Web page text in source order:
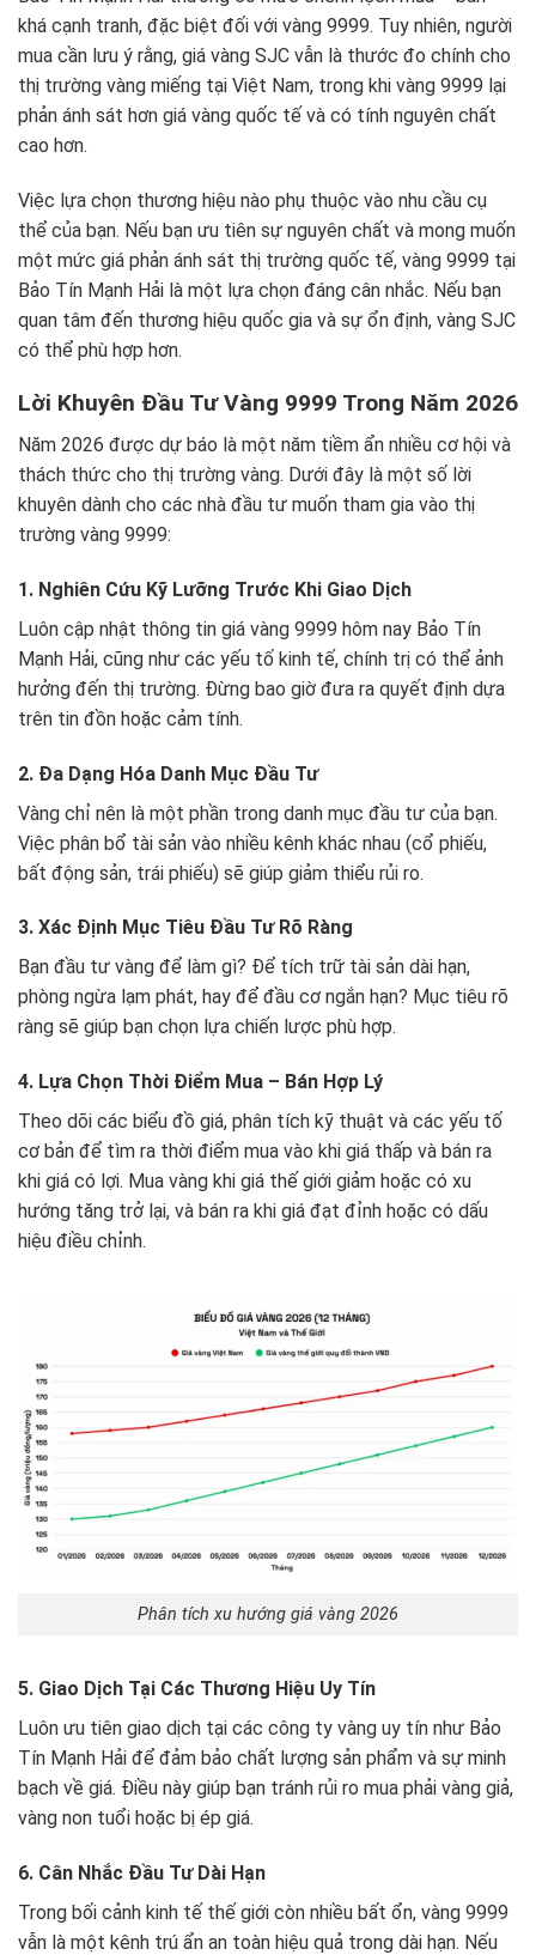
khá cạnh tranh, đặc biệt đối với vàng 9999. Tuy nhiên, người
mua cần lưu ý rằng, giá vàng SJC vẫn là thước đo chính cho
thị trường vàng miếng tại Việt Nam, trong khi vàng 9999 lại
phản ánh sát hơn giá vàng quốc tế và có tính nguyên chất
cao hơn.
Việc lựa chọn thương hiệu nào phụ thuộc vào nhu cầu cụ
thể của bạn. Nếu bạn ưu tiên sự nguyên chất và mong muốn
một mức giá phản ánh sát thị trường quốc tế, vàng 9999 tại
Bảo Tín Mạnh Hải là một lựa chọn đáng cân nhắc. Nếu bạn
quan tâm đến thương hiệu quốc gia và sự ổn định, vàng SJC
có thể phù hợp hơn.
Lời Khuyên Đầu Tư Vàng 9999 Trong Năm 2026
Năm 2026 được dự báo là một năm tiềm ẩn nhiều cơ hội và
thách thức cho thị trường vàng. Dưới đây là một số lời
khuyên dành cho các nhà đầu tư muốn tham gia vào thị
trường vàng 9999:
1. Nghiên Cứu Kỹ Lưỡng Trước Khi Giao Dịch
Luôn cập nhật thông tin giá vàng 9999 hôm nay Bảo Tín
Mạnh Hải, cũng như các yếu tố kinh tế, chính trị có thể ảnh
hưởng đến thị trường. Đừng bao giờ đưa ra quyết định dựa
trên tin đồn hoặc cảm tính.
2. Đa Dạng Hóa Danh Mục Đầu Tư
Vàng chỉ nên là một phần trong danh mục đầu tư của bạn.
Việc phân bổ tài sản vào nhiều kênh khác nhau (cổ phiếu,
bất động sản, trái phiếu) sẽ giúp giảm thiểu rủi ro.
3. Xác Định Mục Tiêu Đầu Tư Rõ Ràng
Bạn đầu tư vàng để làm gì? Để tích trữ tài sản dài hạn,
phòng ngừa lạm phát, hay để đầu cơ ngắn hạn? Mục tiêu rõ
ràng sẽ giúp bạn chọn lựa chiến lược phù hợp.
4. Lựa Chọn Thời Điểm Mua – Bán Hợp Lý
Theo dõi các biểu đồ giá, phân tích kỹ thuật và các yếu tố
cơ bản để tìm ra thời điểm mua vào khi giá thấp và bán ra
khi giá có lợi. Mua vàng khi giá thế giới giảm hoặc có xu
hướng tăng trở lại, và bán ra khi giá đạt đỉnh hoặc có dấu
hiệu điều chỉnh.
Phân tích xu hướng giá vàng 2026
5. Giao Dịch Tại Các Thương Hiệu Uy Tín
Luôn ưu tiên giao dịch tại các công ty vàng uy tín như Bảo
Tín Mạnh Hải để đảm bảo chất lượng sản phẩm và sự minh
bạch về giá. Điều này giúp bạn tránh rủi ro mua phải vàng giả,
vàng non tuổi hoặc bị ép giá.
6. Cân Nhắc Đầu Tư Dài Hạn
Trong bối cảnh kinh tế thế giới còn nhiều bất ổn, vàng 9999
vẫn là một kênh trú ẩn an toàn hiệu quả trong dài hạn. Nếu